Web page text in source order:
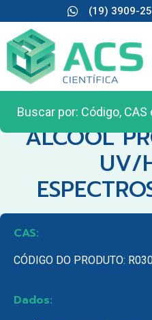
(19) 3909-
CATEGORIA:
ALCOOL
UV/
CAS:
CÓDIGO DO PRODUTO:
Dados: